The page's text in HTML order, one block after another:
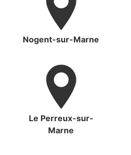
Nogent-sur-Marne
Le Perreux-sur-
Marne